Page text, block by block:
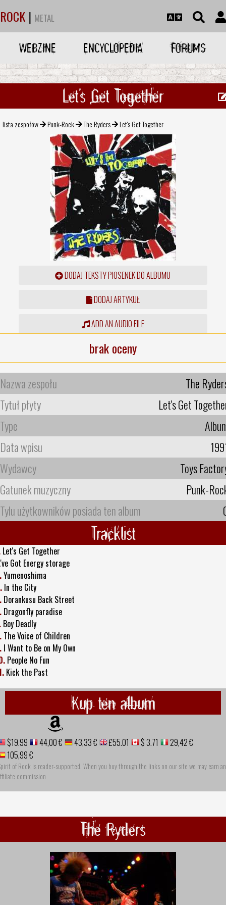
ROCK | METAL
WEBZINE ENCYCLOPEDIA FORUMS
Let's Get Together
lista zespołów Punk-Rock The Ryders Let's Get Together
DODAJ TEKSTY PIOSENEK DO ALBUMU
DODAJ ARTYKUŁ
ADD AN AUDIO FILE
brak oceny
Nazwa zespołu
The
Tytuł płyty
Let's Get
Type
Data wpisu
Wydawcy
Toys
Gatunek muzyczny
Punk-
Tylu użytkowników posiada ten album
Tracklist
Let's Get Together
Got Energy storage
Yumenoshima
In the City
Dorankusu Back Street
Dragonfly paradise
Boy Deadly
The Voice of Children
I Want to Be on My Own
People No Fun
Kick the Past
Kup ten album
$19.99 44,00 € 43,33 € £55.01 $ 3.71
29,42 €
105,99 €
of Rock is reader-supported. When you buy through the links on our site we may earn an
commission
The Ryders